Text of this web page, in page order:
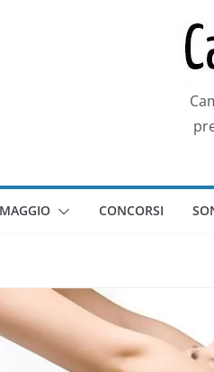
CONCORSI